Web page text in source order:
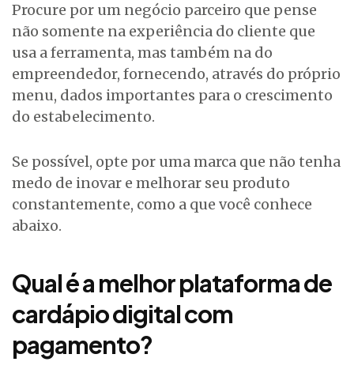
Procure por um negócio parceiro que pense
não somente na experiência do cliente que
usa a ferramenta, mas também na do
empreendedor, fornecendo, através do próprio
menu, dados importantes para o crescimento
do estabelecimento.
Se possível, opte por uma marca que não tenha
medo de inovar e melhorar seu produto
constantemente, como a que você conhece
abaixo.
Qual é a melhor plataforma de
cardápio digital com
pagamento?